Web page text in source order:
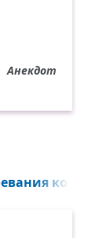
Анекдот